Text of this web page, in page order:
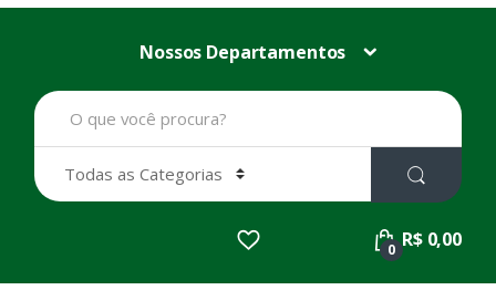
Nossos Departamentos
B
u
a
r
:
0 R$ 0,00